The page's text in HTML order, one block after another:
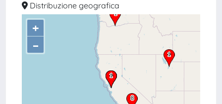
Distribuzione geografica
+
–